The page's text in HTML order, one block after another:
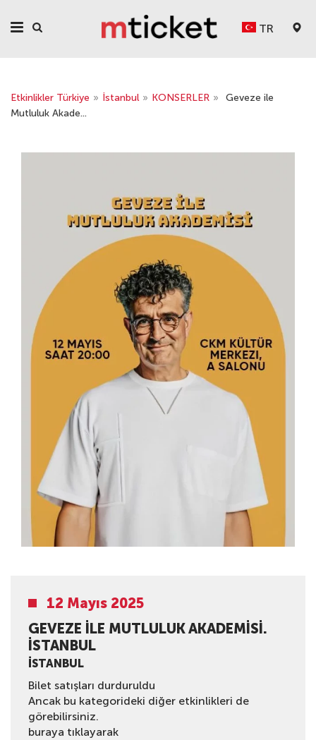
TR
Etkinlikler Türkiye » İstanbul » KONSERLER »
Geveze ile
Mutluluk Akade...
12 Mayıs 2025
GEVEZE ILE MUTLULUK AKADEMISI.
İSTANBUL
İSTANBUL
Bilet satışları durduruldu
Ancak bu kategorideki diğer etkinlikleri de
görebilirsiniz.
buraya tıklayarak